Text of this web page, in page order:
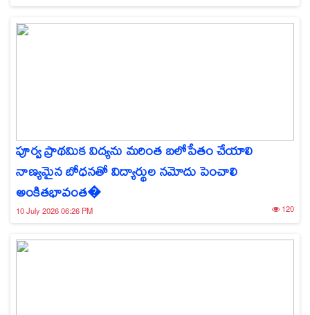
పూర్వ ప్రాథమిక విద్యను మరింత బలోపేతం చేయాలి
నాణ్యమైన బోధనతో విద్యార్థుల నమోదు పెంచాలి
అంకితభావంత�
10 July 2026 06:26 PM 120